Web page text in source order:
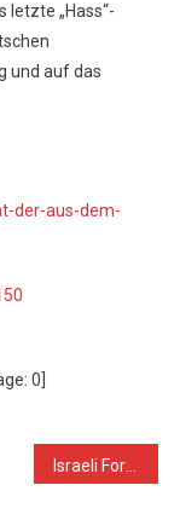
letzte „Hass“-
und auf das
der-aus-dem-
0
Israeli Forces Kill Palestinian Child and Wounds another One Southeast of Nablus